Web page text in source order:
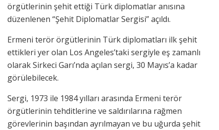
örgütlerinin şehit ettiği Türk diplomatlar anısına
düzenlenen “Şehit Diplomatlar Sergisi” açıldı.
Ermeni terör örgütlerinin Türk diplomatları ilk şehit
ettikleri yer olan Los Angeles’taki sergiyle eş zamanlı
olarak Sirkeci Garı’nda açılan sergi, 30 Mayıs’a kadar
görülebilecek.
Sergi, 1973 ile 1984 yılları arasında Ermeni terör
örgütlerinin tehditlerine ve saldırılarına rağmen
görevlerinin başından ayrılmayan ve bu uğurda şehit